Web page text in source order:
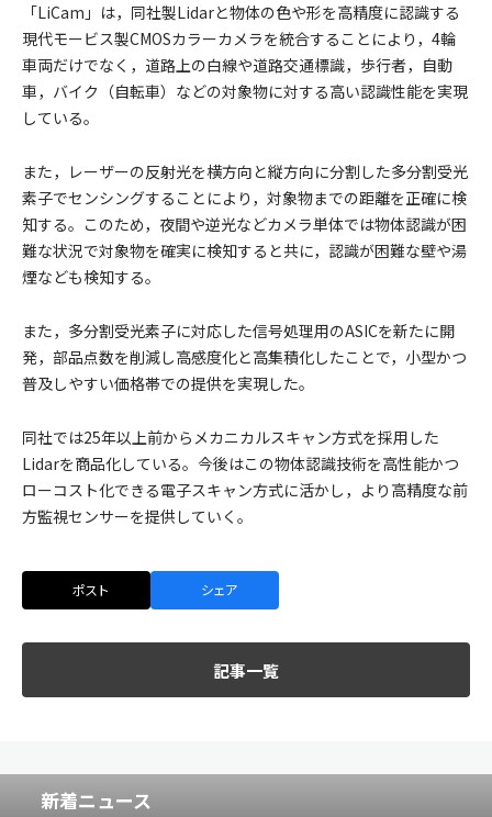
「LiCam」は，同社製Lidarと物体の色や形を高精度に認識する
現代モービス製CMOSカラーカメラを統合することにより，4輪
車両だけでなく，道路上の白線や道路交通標識，歩行者，自動
車，バイク（自転車）などの対象物に対する高い認識性能を実現
している。
また，レーザーの反射光を横方向と縦方向に分割した多分割受光
素子でセンシングすることにより，対象物までの距離を正確に検
知する。このため，夜間や逆光などカメラ単体では物体認識が困
難な状況で対象物を確実に検知すると共に，認識が困難な壁や湯
煙なども検知する。
また，多分割受光素子に対応した信号処理用のASICを新たに開
発，部品点数を削減し高感度化と高集積化したことで，小型かつ
普及しやすい価格帯での提供を実現した。
同社では25年以上前からメカニカルスキャン方式を採用した
Lidarを商品化している。今後はこの物体認識技術を高性能かつ
ローコスト化できる電子スキャン方式に活かし，より高精度な前
方監視センサーを提供していく。
ポスト シェア
記事一覧
新着ニュース